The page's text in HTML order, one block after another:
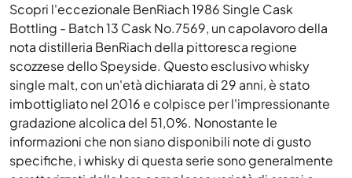
Scopri l'eccezionale BenRiach 1986 Single Cask
Bottling - Batch 13 Cask No.7569, un capolavoro della
nota distilleria BenRiach della pittoresca regione
scozzese dello Speyside. Questo esclusivo whisky
single malt, con un'età dichiarata di 29 anni, è stato
imbottigliato nel 2016 e colpisce per l'impressionante
gradazione alcolica del 51,0%. Nonostante le
informazioni che non siano disponibili note di gusto
specifiche, i whisky di questa serie sono generalmente